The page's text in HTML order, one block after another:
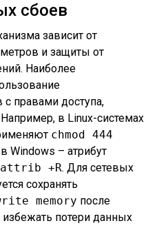
сбоев
зависит от
и защиты от
Наиболее
правами доступа,
в Linux-системах
chmod 444
Windows – атрибут
attrib +R. Для сетевых
сохранять
memory после
потери данных